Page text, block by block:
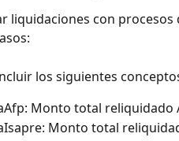
liquidaciones con
los siguientes
Monto total reliquidado
Monto total